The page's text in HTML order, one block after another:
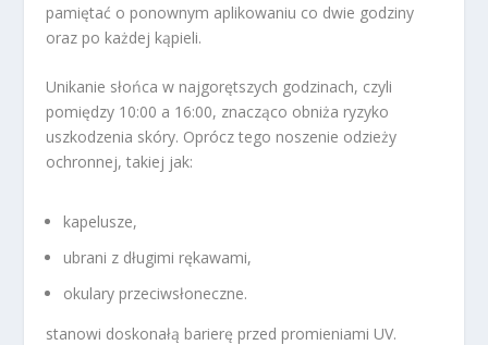
pamiętać o ponownym aplikowaniu co dwie godziny
oraz po każdej kąpieli.
Unikanie słońca w najgorętszych godzinach, czyli
pomiędzy 10:00 a 16:00, znacząco obniża ryzyko
uszkodzenia skóry. Oprócz tego noszenie odzieży
ochronnej, takiej jak:
kapelusze,
ubrani z długimi rękawami,
okulary przeciwsłoneczne.
stanowi doskonałą barierę przed promieniami UV.